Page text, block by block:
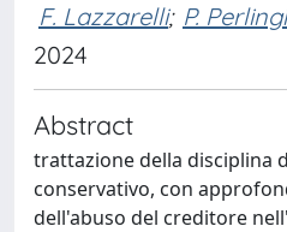
F. Lazzarelli; P.
2024
Abstract
trattazione della disciplina
conservativo, con
dell'abuso del creditore